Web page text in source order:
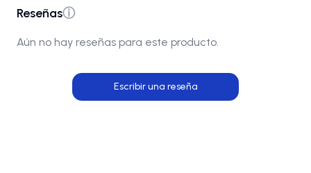
Reseñasⓘ
Aún no hay reseñas para este producto.
Escribir una reseña